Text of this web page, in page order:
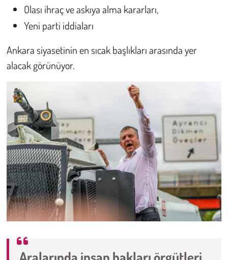
Olası ihraç ve askıya alma kararları,
Yeni parti iddiaları
Ankara siyasetinin en sıcak başlıkları arasında yer
alacak görünüyor.